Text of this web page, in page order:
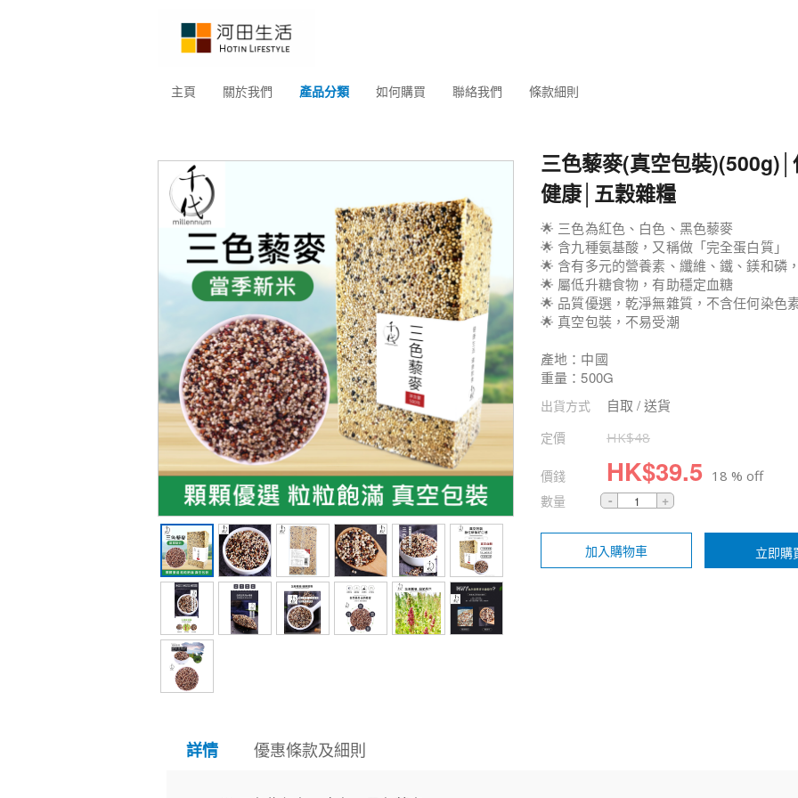
主頁 關於我們 產品分類 如何購買 聯絡我們 條款細則
三色藜麥(真空包裝
健康│五穀雜糧
🌟 三色為紅色、白色、黑色藜麥
🌟 含九種氨基酸，又稱做「完全蛋白質」
🌟 含有多元的營養素、纖維、鐵、鎂和磷
🌟 屬低升糖食物，有助穩定血糖
🌟 品質優選，乾淨無雜質，不含任何染色
🌟 真空包裝，不易受潮
產地：中國
重量：500G
出貨方式 自取 / 送貨
定價 HK$48
價錢 HK$39.5 18 % off
數量
加入購物車 立即購
詳情 優惠條款及細則